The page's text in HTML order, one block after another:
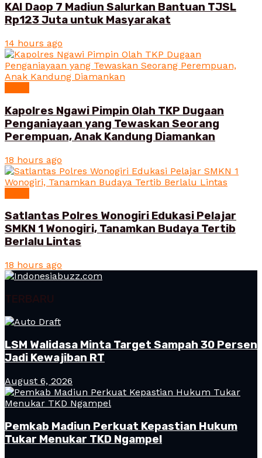
KAI Daop 7 Madiun Salurkan Bantuan TJSL
Rp123 Juta untuk Masyarakat
14 hours ago
Kapolres Ngawi Pimpin Olah TKP Dugaan
Penganiayaan yang Tewaskan Seorang
Perempuan, Anak Kandung Diamankan
18 hours ago
Satlantas Polres Wonogiri Edukasi Pelajar
SMKN 1 Wonogiri, Tanamkan Budaya Tertib
Berlalu Lintas
18 hours ago
TERBARU
LSM Walidasa Minta Target Sampah 30 Persen
Jadi Kewajiban RT
August 6, 2026
Pemkab Madiun Perkuat Kepastian Hukum
Tukar Menukar TKD Ngampel